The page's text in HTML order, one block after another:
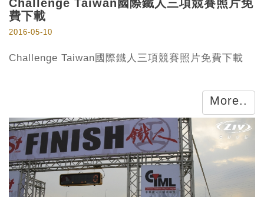
Challenge Taiwan國際鐵人三項競賽照片免
費下載
2016-05-10
Challenge Taiwan國際鐵人三項競賽照片免費下載
More..